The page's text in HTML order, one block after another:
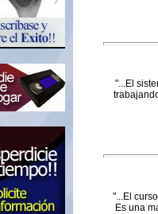
"...El
"...El
Es una